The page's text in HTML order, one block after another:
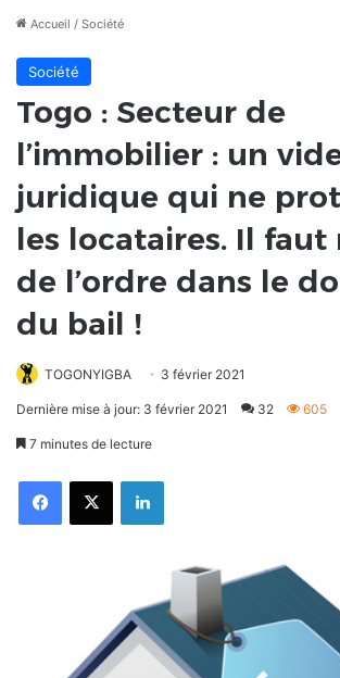
Accueil / Société
Société
Togo : Secteur de
l’immobilier : un
juridique qui ne
les locataires. Il
de l’ordre dans le
du bail !
TOGONYIGBA 3 février 2021
Dernière mise à jour: 3 février 2021 32 605
7 minutes de lecture
FacebookX Linkedin